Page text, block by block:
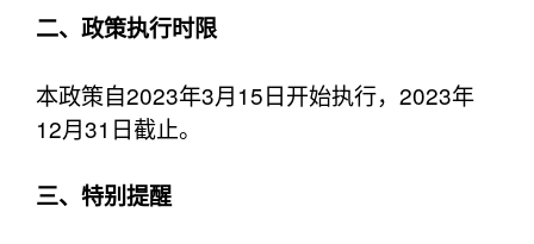
二、政策执行时限
本政策自2023年3月15日开始执行，2023年
12月31日截止。
三、特别提醒